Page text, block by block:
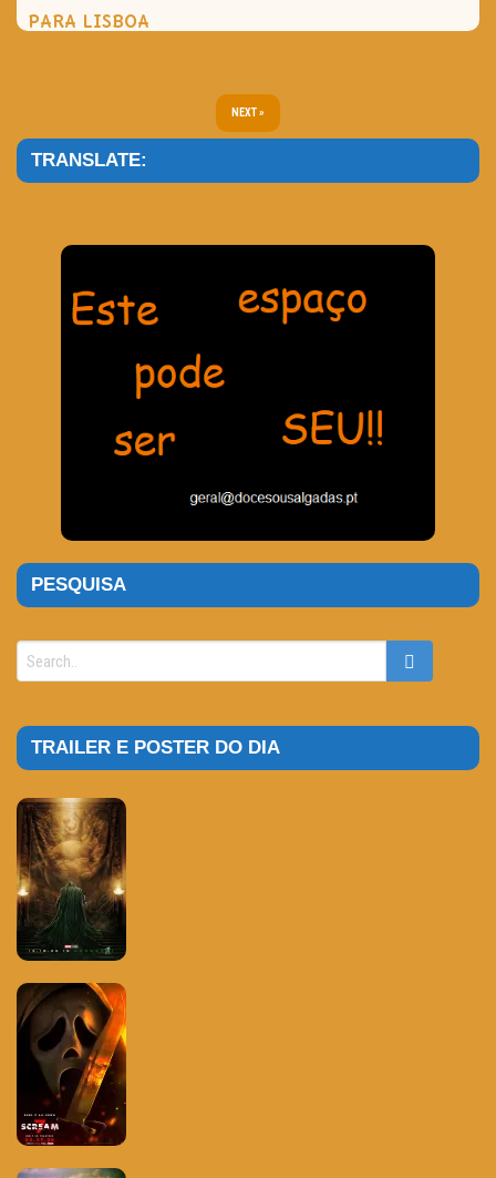
PARA LISBOA
NEXT »
TRANSLATE:
PESQUISA
TRAILER E POSTER DO DIA